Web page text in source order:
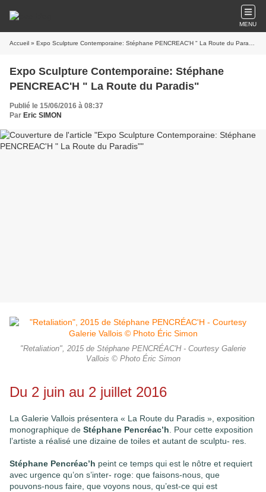
MENU
Accueil » Expo Sculpture Contemporaine: Stéphane PENCREAC'H " La Route du Paradis"
Expo Sculpture Contemporaine: Stéphane
PENCREAC'H " La Route du Paradis"
Publié le 15/06/2016 à 08:37
Par Eric SIMON
"Retaliation", 2015 de Stéphane PENCRÉAC'H - Courtesy Galerie
Vallois © Photo Éric Simon
Du 2 juin au 2 juillet 2016
La Galerie Vallois présentera « La Route du Paradis », exposition
monographique de Stéphane Pencréac’h
Pour cette exposition
l’artiste a réalisé une dizaine de toiles et autant de sculptu- res.
Stéphane Pencréac’h peint ce temps qui est le nôtre et requiert
avec urgence qu’on s’inter- roge: que faisons-nous, que
pouvons-nous faire, que voyons nous, qu’est-ce qui est